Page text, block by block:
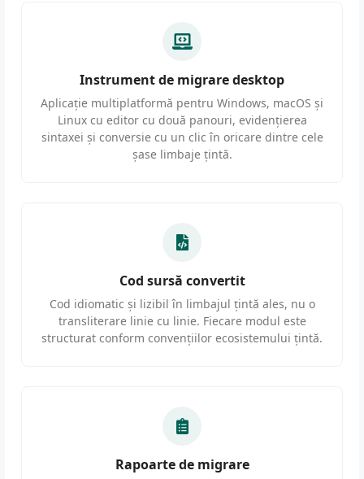
Instrument de migrare desktop
Aplicație multiplatformă pentru Windows, macOS și
Linux cu editor cu două panouri, evidențierea
sintaxei și conversie cu un clic în oricare dintre cele
șase limbaje țintă.
Cod sursă convertit
Cod idiomatic și lizibil în limbajul țintă ales, nu o
transliterare linie cu linie. Fiecare modul este
structurat conform convențiilor ecosistemului țintă.
Rapoarte de migrare